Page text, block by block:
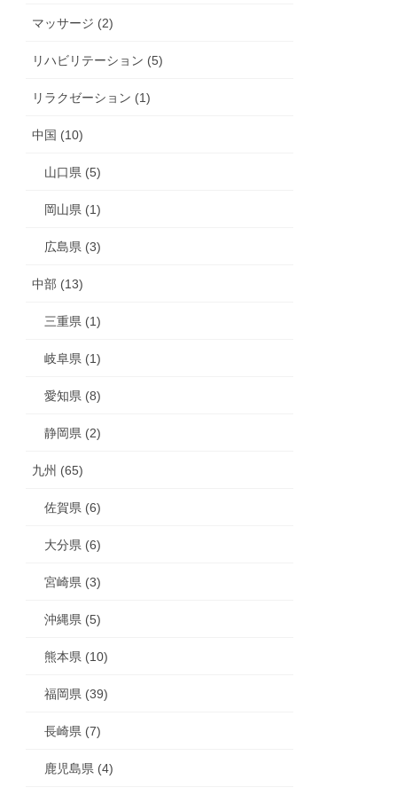
マッサージ (2)
リハビリテーション (5)
リラクゼーション (1)
中国 (10)
山口県 (5)
岡山県 (1)
広島県 (3)
中部 (13)
三重県 (1)
岐阜県 (1)
愛知県 (8)
静岡県 (2)
九州 (65)
佐賀県 (6)
大分県 (6)
宮崎県 (3)
沖縄県 (5)
熊本県 (10)
福岡県 (39)
長崎県 (7)
鹿児島県 (4)